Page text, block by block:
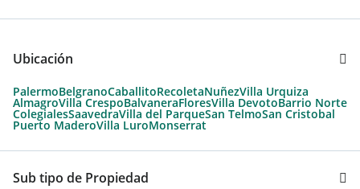
Ubicación
PalermoBelgranoCaballitoRecoletaNuñezVilla Urquiza
AlmagroVilla CrespoBalvaneraFloresVilla DevotoBarrio Norte
ColegialesSaavedraVilla del ParqueSan TelmoSan Cristobal
Puerto MaderoVilla LuroMonserrat
Sub tipo de Propiedad